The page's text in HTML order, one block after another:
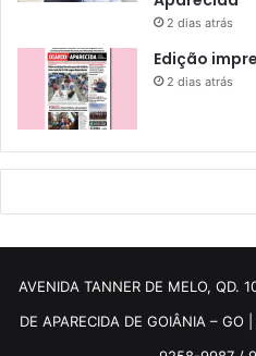
2 dias atrás
Edição
2 dias atrás
AVENIDA TANNER DE MELO, QD.
DE APARECIDA DE GOIÂNIA –